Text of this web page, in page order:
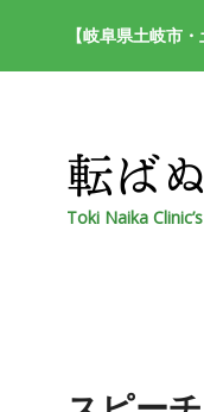
【岐阜県土岐市
Toki Naika